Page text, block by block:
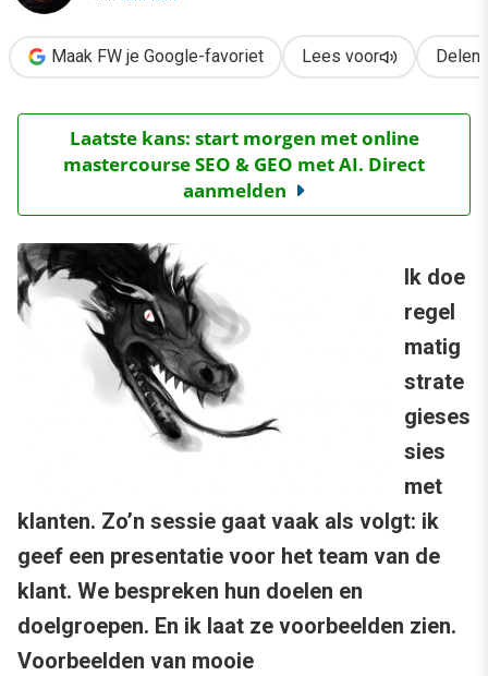
Maak FW je Google-favoriet Lees voor Delen
Laatste kans: start morgen met online
mastercourse SEO & GEO met AI. Direct
aanmelden
Ik doe
regel
matig
strate
gieses
sies
met
klanten. Zo’n sessie gaat vaak als volgt: ik
geef een presentatie voor het team van de
klant. We bespreken hun doelen en
doelgroepen. En ik laat ze voorbeelden zien.
Voorbeelden van mooie